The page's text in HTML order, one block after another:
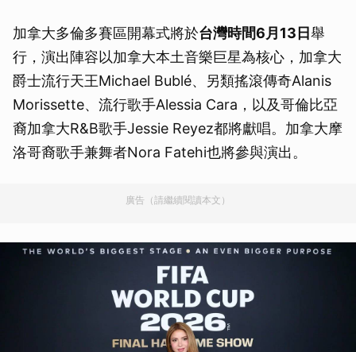
加拿大多倫多賽區開幕式將於台灣時間6月13日舉
行，演出陣容以加拿大本土音樂巨星為核心，加拿大
爵士流行天王Michael Bublé、另類搖滾傳奇Alanis
Morissette、流行歌手Alessia Cara，以及哥倫比亞
裔加拿大R&B歌手Jessie Reyez都將獻唱。加拿大摩
洛哥裔歌手兼舞者Nora Fatehi也將參與演出。
廣告（請繼續閱讀本文）